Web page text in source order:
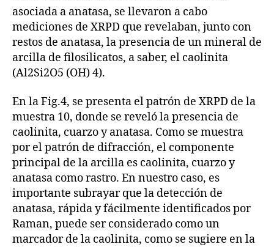
asociada a anatasa, se llevaron a cabo
mediciones de XRPD que revelaban, junto con
restos de anatasa, la presencia de un mineral de
arcilla de filosilicatos, a saber, el caolinita
(Al2Si2O5 (OH) 4).
En la Fig.4, se presenta el patrón de XRPD de la
muestra 10, donde se reveló la presencia de
caolinita, cuarzo y anatasa. Como se muestra
por el patrón de difracción, el componente
principal de la arcilla es caolinita, cuarzo y
anatasa como rastro. En nuestro caso, es
importante subrayar que la detección de
anatasa, rápida y fácilmente identificados por
Raman, puede ser considerado como un
marcador de la caolinita, como se sugiere en la